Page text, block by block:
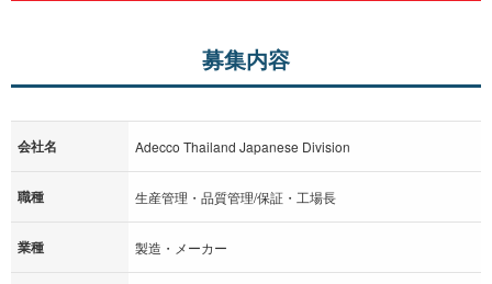
募集内容
会社名 Adecco Thailand Japanese Division
職種 生産管理・品質管理/保証・工場長
業種 製造・メーカー